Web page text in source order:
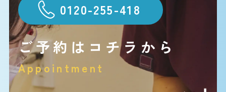
0120-255-418
ご予約はコチラから
Appointment